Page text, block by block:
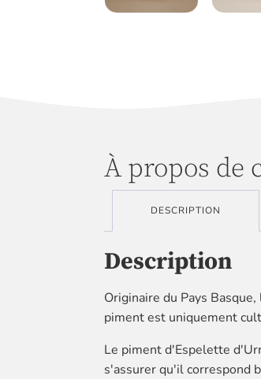
À propos de
DESCRIPTION
Description
Originaire du Pays
piment est uniquement
Le piment d'Espelette
s'assurer qu'il correspond